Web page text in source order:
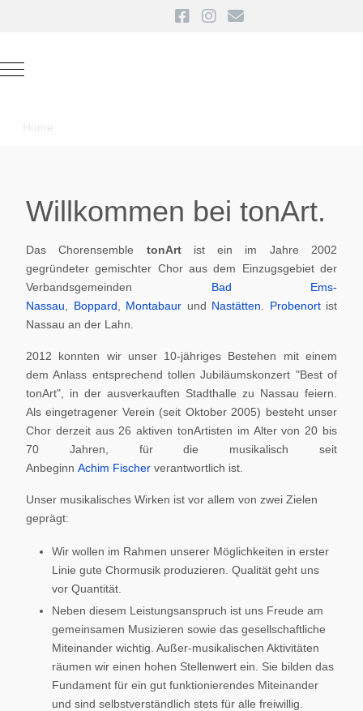
Mobile Menu Toggle
Home
Willkommen bei tonArt.
Das Chorensemble tonArt ist ein im Jahre 2002
gegründeter gemischter Chor aus dem Einzugsgebiet der
Verbandsgemeinden Bad Ems-
Nassau
Boppard Montabaur und Nastätten Probenortist
Nassau an der Lahn.
2012 konnten wir unser 10-jähriges Bestehen mit einem
dem Anlass entsprechend tollen Jubiläumskonzert "Best of
tonArt", in der ausverkauften Stadthalle zu Nassau feiern.
Als eingetragener Verein (seit Oktober 2005) besteht unser
Chor derzeit aus 26 aktiven tonArtisten im Alter von 20 bis
70 Jahren, für die musikalisch seit
Anbeginn Achim Fischer verantwortlich ist.
Unser musikalisches Wirken ist vor allem von zwei Zielen
geprägt:
Wir wollen im Rahmen unserer Möglichkeiten in erster
Linie gute Chormusik produzieren. Qualität geht uns
vor Quantität.
Neben diesem Leistungsanspruch ist uns Freude am
gemeinsamen Musizieren sowie das gesellschaftliche
Miteinander wichtig. Außer-musikalischen Aktivitäten
räumen wir einen hohen Stellenwert ein. Sie bilden das
Fundament für ein gut funktionierendes Miteinander
und sind selbstverständlich stets für alle freiwillig.